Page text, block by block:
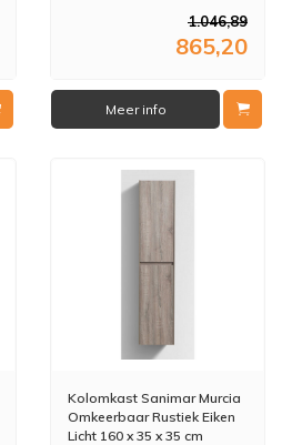
1.046,89
865,20
Meer info
Kolomkast Sanimar Murcia
Omkeerbaar Rustiek Eiken
Licht 160 x 35 x 35 cm